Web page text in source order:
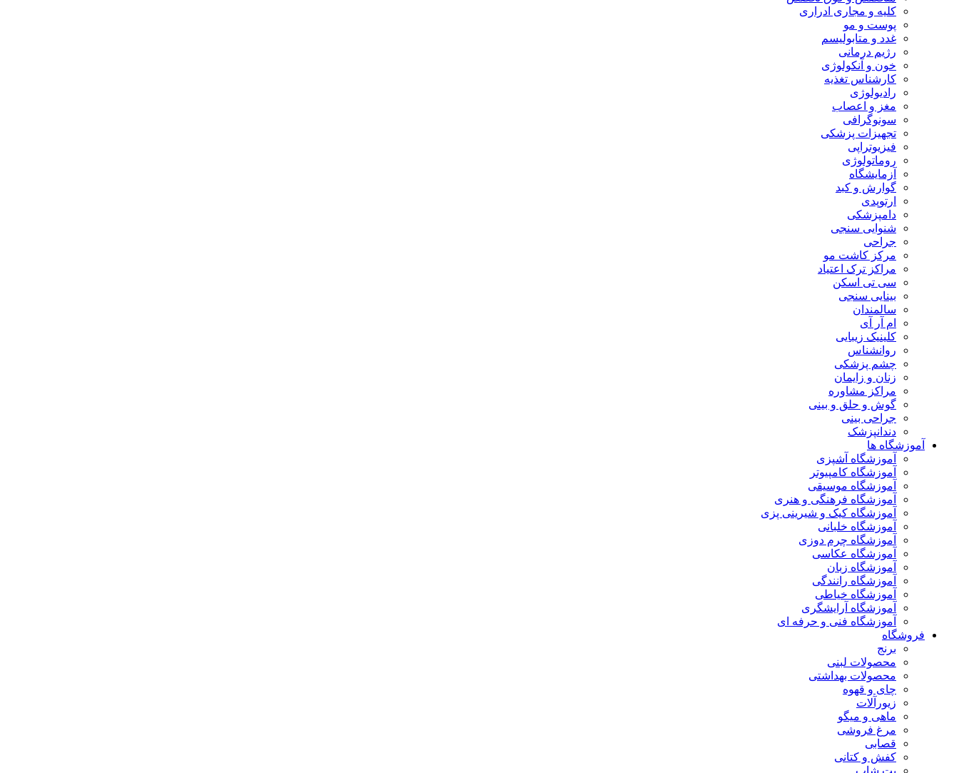
کلیه و مجاری ادراری
پوست و مو
غدد و متابولیسم
رژیم درمانی
خون و آنکولوژی
کارشناس تغذیه
رادیولوژی
مغز و اعصاب
سونوگرافی
تجهیزات پزشکی
فیزیوتراپی
روماتولوژی
آزمایشگاه
گوارش و کبد
ارتوپدی
دامپزشکی
شنوایی سنجی
جراحی
مرکز کاشت مو
مراکز ترک اعتیاد
سی تی اسکن
بینایی سنجی
سالمندان
ام آر آی
کلینیک زیبایی
روانشناس
چشم پزشکی
زنان و زایمان
مراکز مشاوره
گوش و حلق و بینی
جراحی بینی
دندانپزشک
آموزشگاه ها
آموزشگاه آشپزی
آموزشگاه کامپیوتر
آموزشگاه موسیقی
آموزشگاه فرهنگی و هنری
آموزشگاه کیک و شیرینی پزی
آموزشگاه خلبانی
آموزشگاه چرم دوزی
آموزشگاه عکاسی
آموزشگاه زبان
آموزشگاه رانندگی
آموزشگاه خیاطی
آموزشگاه آرایشگری
آموزشگاه فنی و حرفه ای
فروشگاه
برنج
محصولات لبنی
محصولات بهداشتی
چای و قهوه
زیورآلات
ماهی و میگو
مرغ فروشی
قصابی
کفش و کتانی